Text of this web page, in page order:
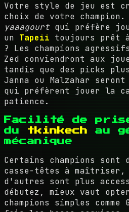
Votre style de jeu est
choix de votre champion.
yaaagourtqui préfère
un Tapeii toujours prêt
? Les champions agressifs
Zed conviendront aux
tandis que des picks
Janna ou Malzahar
qui préfèrent jouer la
patience.
Facilité de
du
tkinkech au
mécanique
Certains champions sont
casse-têtes à maîtriser,
d'autres sont plus
débutez, mieux vaut
champions simples comme